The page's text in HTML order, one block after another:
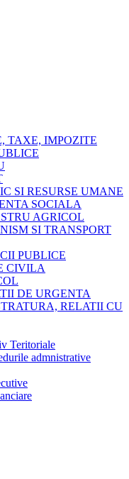
TAXE, IMPOZITE
SI RESURSE UMANE
SOCIALA
AGRICOL
SI TRANSPORT
PUBLICE
CIVILA
DE URGENTA
RELATII CU
Teritoriale
admnistrative